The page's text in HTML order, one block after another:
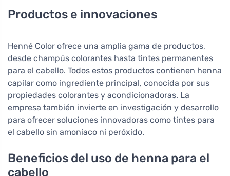
Productos e innovaciones
Henné Color ofrece una amplia gama de productos,
desde champús colorantes hasta tintes permanentes
para el cabello. Todos estos productos contienen henna
capilar como ingrediente principal, conocida por sus
propiedades colorantes y acondicionadoras. La
empresa también invierte en investigación y desarrollo
para ofrecer soluciones innovadoras como tintes para
el cabello sin amoniaco ni peróxido.
Beneficios del uso de henna para el
cabello